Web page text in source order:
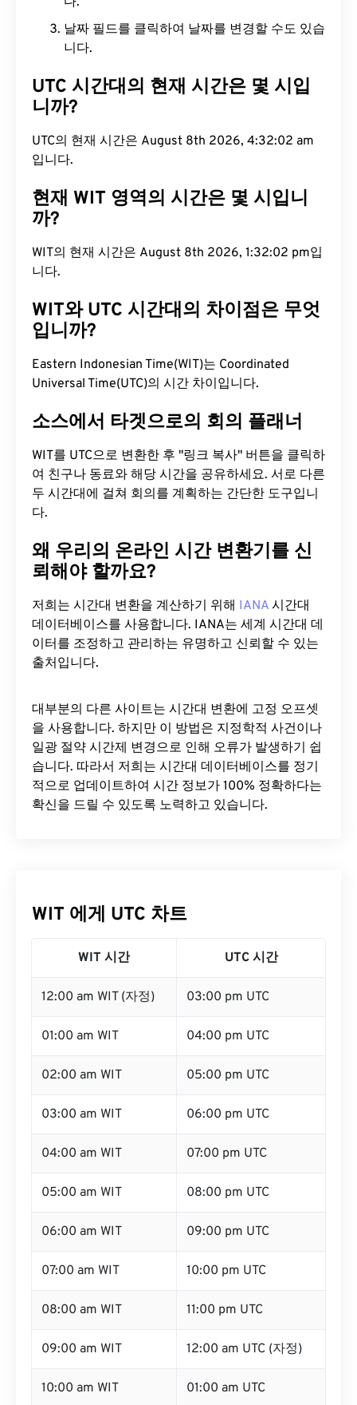
날짜 필드를 클릭하여 날짜를 변경할 수도 있습
니다.
UTC 시간대의 현재 시간은 몇 시입
니까?
UTC의 현재 시간은 August 8th 2026, 4:32:03 am
입니다.
현재 WIT 영역의 시간은 몇 시입니
까?
WIT의 현재 시간은 August 8th 2026, 1:32:03 pm입
니다.
WIT와 UTC 시간대의 차이점은 무엇
입니까?
Eastern Indonesian Time(WIT)는 Coordinated
Universal Time(UTC)의 시간 차이입니다.
소스에서 타겟으로의 회의 플래너
WIT를 UTC으로 변환한 후 "링크 복사" 버튼을 클릭하
여 친구나 동료와 해당 시간을 공유하세요. 서로 다른
두 시간대에 걸쳐 회의를 계획하는 간단한 도구입니
다.
왜 우리의 온라인 시간 변환기를 신
뢰해야 할까요?
저희는 시간대 변환을 계산하기 위해 IANA 시간대
데이터베이스를 사용합니다. IANA는 세계 시간대 데
이터를 조정하고 관리하는 유명하고 신뢰할 수 있는
출처입니다.
대부분의 다른 사이트는 시간대 변환에 ​​고정 오프셋
을 사용합니다. 하지만 이 방법은 지정학적 사건이나
일광 절약 시간제 변경으로 인해 오류가 발생하기 쉽
습니다. 따라서 저희는 시간대 데이터베이스를 정기
적으로 업데이트하여 시간 정보가 100% 정확하다는
확신을 드릴 수 있도록 노력하고 있습니다.
WIT 에게 UTC 차트
WIT 시간 UTC 시간
12:00 am WIT (자정) 03:00 pm UTC
01:00 am WIT 04:00 pm UTC
02:00 am WIT 05:00 pm UTC
03:00 am WIT 06:00 pm UTC
04:00 am WIT 07:00 pm UTC
05:00 am WIT 08:00 pm UTC
06:00 am WIT 09:00 pm UTC
07:00 am WIT 10:00 pm UTC
08:00 am WIT 11:00 pm UTC
09:00 am WIT 12:00 am UTC (자정)
10:00 am WIT 01:00 am UTC